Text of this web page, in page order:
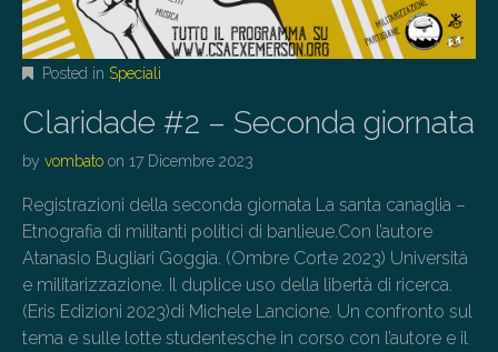
Posted in Speciali
Claridade #2 – Seconda giornata
by vombato on 17 Dicembre 2023
Registrazioni della seconda giornata La santa canaglia –
Etnografia di militanti politici di banlieue.Con l’autore
Atanasio Bugliari Goggia. (Ombre Corte 2023) Università
e militarizzazione. Il duplice uso della libertà di ricerca.
(Eris Edizioni 2023)di Michele Lancione. Un confronto sul
tema e sulle lotte studentesche in corso con l’autore e il